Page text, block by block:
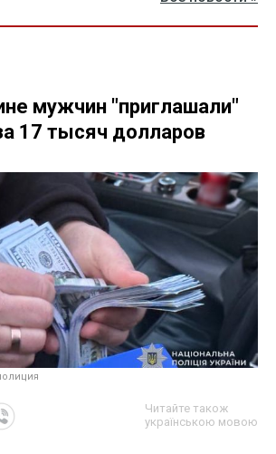
мужчин "приглашали"
17 тысяч долларов
Читайте також
українською мовою